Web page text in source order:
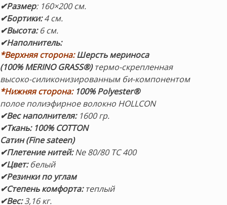
✔Размер: 160×200 см.
✔Бортики:4 см.
✔Высота:6 см.
✔Наполнитель:
*Верхняя сторона:Шерсть мериноса
(100% MERINO GRASS®)термо-скрепленная
высоко-силиконизированным би-компонентом
*Нижняя сторона: 100% Polyester®
полое полиэфирное волокно HOLLCON
✔Вес наполнителя:1600 гр.
✔Ткань: 100% COTTON
Сатин (Fine sateen)
✔Плетение нитей:Ne 80/80 TC 400
✔Цвет:белый
✔Резинки по углам
✔Степень комфорта:теплый
✔Вес:3,16 кг.